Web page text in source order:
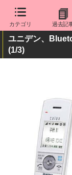
カテゴリ 過去記
ユニデン、
(1/3)